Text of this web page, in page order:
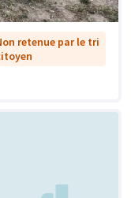
retenue par le tri